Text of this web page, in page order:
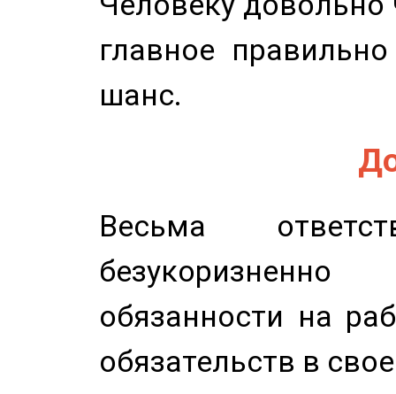
главное
шанс.
Весьма
обязанности на
обязательств в